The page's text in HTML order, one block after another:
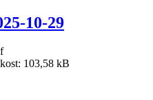
10-29
103,58 kB